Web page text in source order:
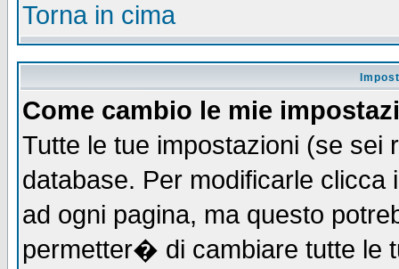
Torna in cima
Come cambio le mie
Tutte le tue impostazioni (se sei
database. Per modificarle clicca
ad ogni pagina, ma questo
permetter� di cambiare tutte le